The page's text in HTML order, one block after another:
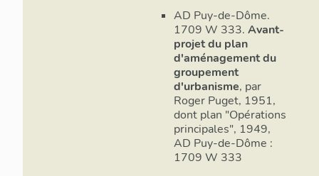
6
décisions
plausibles :
1941 sous
manière
prises par
conservées ?
7
AD Puy-de-Dôme.
1709 W 333. Avant-
projet du plan
d'aménagement du
groupement
d'urbanisme, par
Roger Puget, 1951,
dont plan "Opérations
principales", 1949,
AD Puy-de-Dôme :
1709 W 333